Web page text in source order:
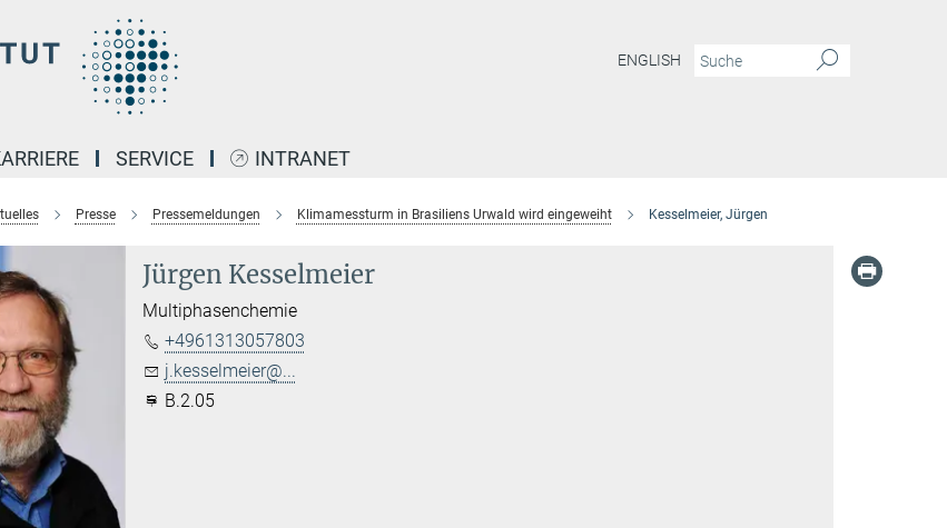
ENGLISH
SERVICE INTRANET
Presse Pressemeldungen Klimamessturm in Brasiliens Urwald wird eingeweiht Kesselmeier, Jürgen
Jürgen Kesselmeier
Multiphasenchemie
+4961313057803
j.kesselmeier@...
B.2.05